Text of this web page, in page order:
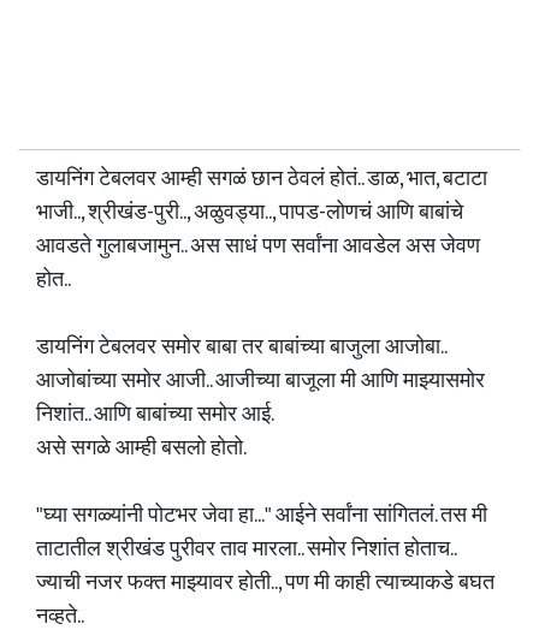
डायनिंग टेबलवर आम्ही सगळं छान ठेवलं होतं.. डाळ, भात, बटाटा
भाजी.., श्रीखंड-पुरी.., अळुवड्या.., पापड-लोणचं आणि बाबांचे
आवडते गुलाबजामुन.. अस साधं पण सर्वांना आवडेल अस जेवण
होत..
डायनिंग टेबलवर समोर बाबा तर बाबांच्या बाजुला आजोबा..
आजोबांच्या समोर आजी.. आजीच्या बाजूला मी आणि माझ्यासमोर
निशांत.. आणि बाबांच्या समोर आई.
असे सगळे आम्ही बसलो होतो.
"घ्या सगळ्यांनी पोटभर जेवा हा..." आईने सर्वांना सांगितलं. तस मी
ताटातील श्रीखंड पुरीवर ताव मारला.. समोर निशांत होताच..
ज्याची नजर फक्त माझ्यावर होती.., पण मी काही त्याच्याकडे बघत
नव्हते..